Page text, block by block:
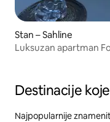
Stan – Sahline
Luksuzan apartman
Destinacije
Najpopularnije